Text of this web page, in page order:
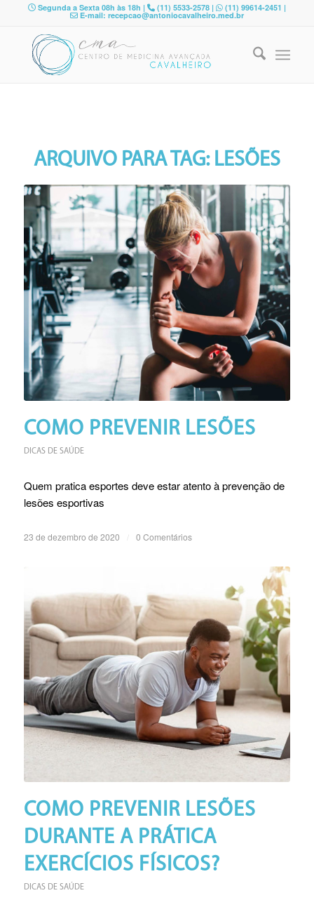
Segunda a Sexta 08h às 18h | (11) 5533-2578 | (11) 99614-2451 |
E-mail: recepcao@antoniocavalheiro.med.br
ARQUIVO PARA TAG: LESÕES
COMO PREVENIR LESÕES
DICAS DE SAÚDE
Quem pratica esportes deve estar atento à prevenção de
lesões esportivas
23 de dezembro de 2020 0 Comentários
COMO PREVENIR LESÕES
DURANTE A PRÁTICA
EXERCÍCIOS FÍSICOS?
DICAS DE SAÚDE